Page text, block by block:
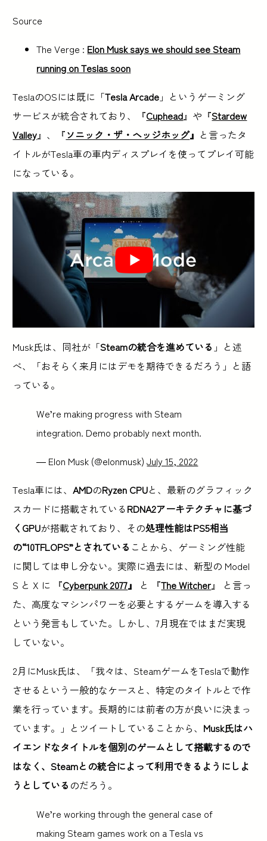
Source
The Verge : Elon Musk says we should see Steam
running on Teslas soon
TeslaのOSには既に「Tesla Arcade 」というゲーミング
サービスが統合されており、『Cuphead』や『Stardew
Valley』、『ソニック・ザ・ヘッジホッグ』 と言ったタ
イトルがTesla車の車内ディスプレイを使ってプレイ可能
になっている。
Musk氏は、同社が「Steamの統合を進めている 」と述
べ、「おそらく来月にはデモを期待できるだろう」と語
っている。
We’re making progress with Steam
integration. Demo probably next month.
— Elon Musk (@elonmusk)July 15, 2022
Tesla車には、AMDのRyzen CPUと、最新のグラフィック
スカードに搭載されているRDNA2アーキテクチャに基づ
くGPUが搭載されており、その処理性能はPS5相当
の“10TFLOPS”とされている ことから、ゲーミング性能
に関しては申し分ない。実際に過去には、新型の Model
S と X に 『Cyberpunk 2077』 と 『The Witcher』 と言っ
た、高度なマシンパワーを必要とするゲームを導入する
という発言もしていた。しかし、7月現在ではまだ実現
していない。
2月にMusk氏は、「我々は、SteamゲームをTeslaで動作
させるという一般的なケースと、特定のタイトルとで作
業を行っています。長期的には前者の方が良いに決まっ
ています。」とツイートしていることから、 Musk氏はハ
イエンドなタイトルを個別のゲームとして搭載するので
はなく、Steamとの統合によって利用できるようにしよ
うとしている のだろう。
We’re working through the general case of
making Steam games work on a Tesla vs